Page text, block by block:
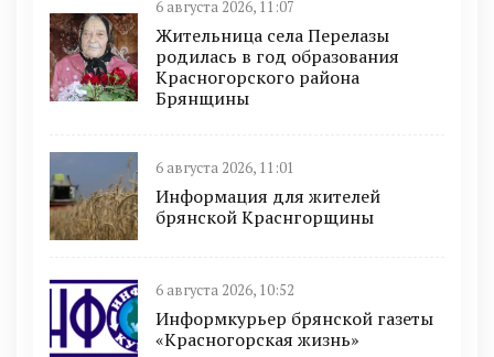
6 августа 2026, 11:07
Жительница села Перелазы
родилась в год образования
Красногорского района
Брянщины
6 августа 2026, 11:01
Информация для жителей
брянской Краснгорщины
6 августа 2026, 10:52
Информкурьер брянской газеты
«Красногорская жизнь»